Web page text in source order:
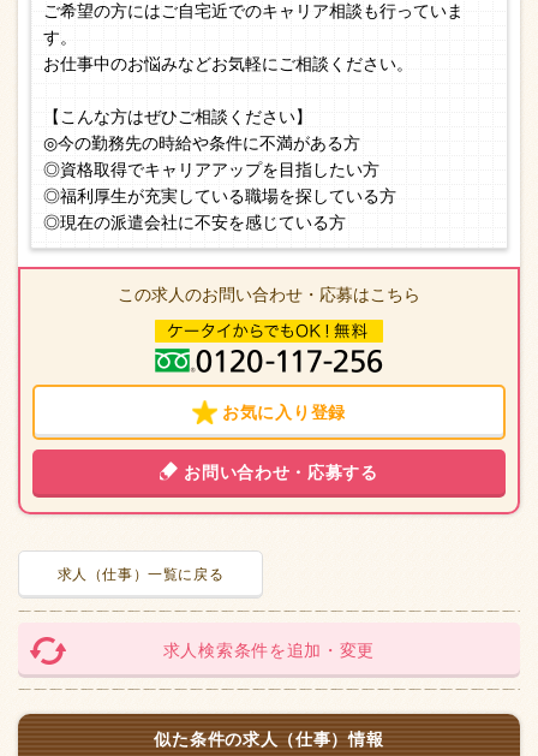
ご希望の方にはご自宅近でのキャリア相談も行っていま
す。
お仕事中のお悩みなどお気軽にご相談ください。
【こんな方はぜひご相談ください】
◎今の勤務先の時給や条件に不満がある方
◎資格取得でキャリアアップを目指したい方
◎福利厚生が充実している職場を探している方
◎現在の派遣会社に不安を感じている方
この求人のお問い合わせ・応募はこちら
お気に入り登録
お問い合わせ・応募する
求人（仕事）一覧に戻る
求人検索条件を追加・変更
似た条件の求人（仕事）情報